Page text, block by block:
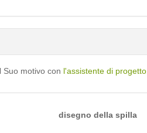
Suo motivo con l'assistente di progetto
disegno della spilla